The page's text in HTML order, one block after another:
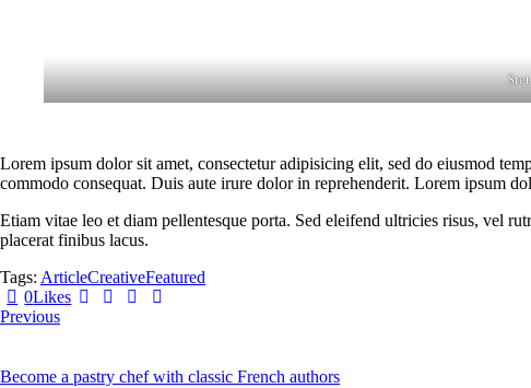
Lorem ipsum dolor sit amet, consectetur adipisicing elit, sed do eiusmod
commodo consequat. Duis aute irure dolor in reprehenderit. Lorem ipsum
Etiam vitae leo et diam pellentesque porta. Sed eleifend ultricies risus, vel
placerat finibus lacus.
Tags: ArticleCreativeFeatured
0Likes
Previous
Become a pastry chef with classic French authors